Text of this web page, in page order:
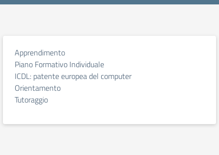
Apprendimento
Piano Formativo Individuale
ICDL: patente europea del computer
Orientamento
Tutoraggio